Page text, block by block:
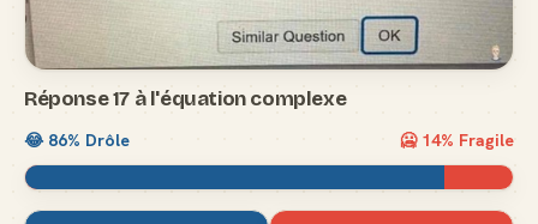
Réponse 17 à l'équation complexe
😂 86% Drôle 🥶 14% Fragile